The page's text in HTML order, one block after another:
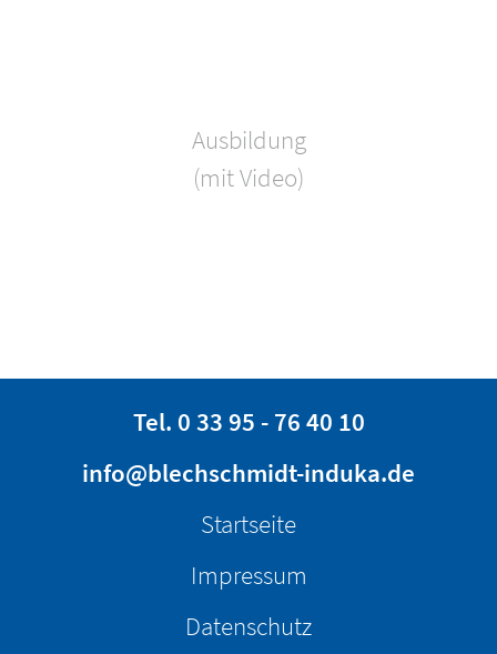
Ausbildung
(mit Video)
Tel. 0 33 95 - 76 40 10
·
info@blechschmidt-induka.de
Startseite
·
Impressum
·
Datenschutz